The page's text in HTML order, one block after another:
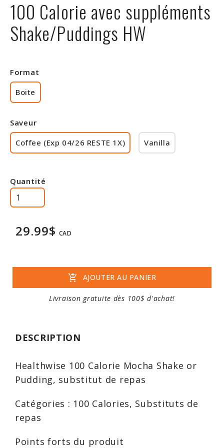
100 Calorie avec suppléments
Shake/Puddings HW
Format
Boite
Saveur
Coffee (Exp 04/26 RESTE 1X)
Vanilla
Quantité
29.99$ CAD
add_shopping_cart AJOUTER AU PANIER
Livraison gratuite dès 100$ d'achat!
DESCRIPTION
Healthwise 100 Calorie Mocha Shake or
Pudding, substitut de repas
Catégories : 100 Calories, Substituts de
repas
Points forts du produit
Rabais